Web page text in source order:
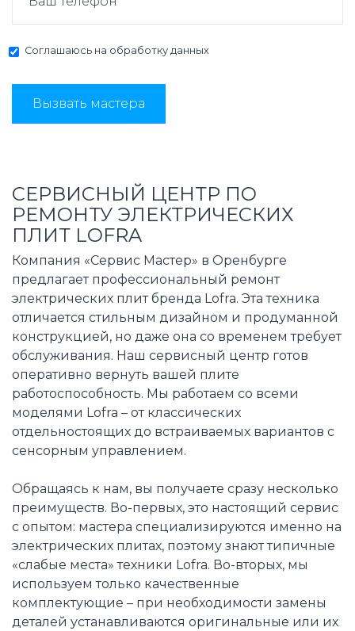
Соглашаюсь на обработку данных
Вызвать мастера
СЕРВИСНЫЙ ЦЕНТР ПО
РЕМОНТУ ЭЛЕКТРИЧЕСКИХ
ПЛИТ LOFRA
Компания «Сервис Мастер» в Оренбурге
предлагает профессиональный ремонт
электрических плит бренда Lofra. Эта техника
отличается стильным дизайном и продуманной
конструкцией, но даже она со временем требует
обслуживания. Наш сервисный центр готов
оперативно вернуть вашей плите
работоспособность. Мы работаем со всеми
моделями Lofra – от классических
отдельностоящих до встраиваемых вариантов с
сенсорным управлением.
Обращаясь к нам, вы получаете сразу несколько
преимуществ. Во-первых, это настоящий сервис
с опытом: мастера специализируются именно на
электрических плитах, поэтому знают типичные
«слабые места» техники Lofra. Во-вторых, мы
используем только качественные
комплектующие – при необходимости замены
деталей устанавливаются оригинальные или их